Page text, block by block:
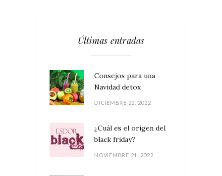
Últimas entradas
Consejos para una
Navidad detox
DICIEMBRE 22, 2022
¿Cuál es el origen del
black friday?
NOVIEMBRE 21, 2022